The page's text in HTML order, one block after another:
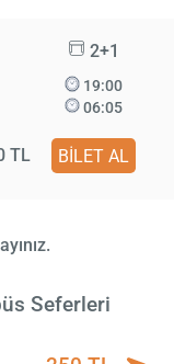
2+1
19:00
06:05
TL BİLET AL
Seferleri